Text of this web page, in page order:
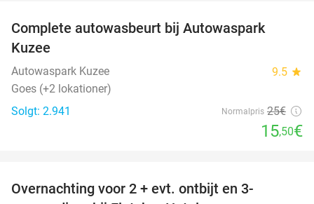
Complete autowasbeurt bij Autowaspark
Kuzee
Autowaspark Kuzee 9.5 star
Goes (+2 lokationer)
Solgt: 2.941
Normalpris 25€
15,50€
Overnachting voor 2 + evt. ontbijt en 3-